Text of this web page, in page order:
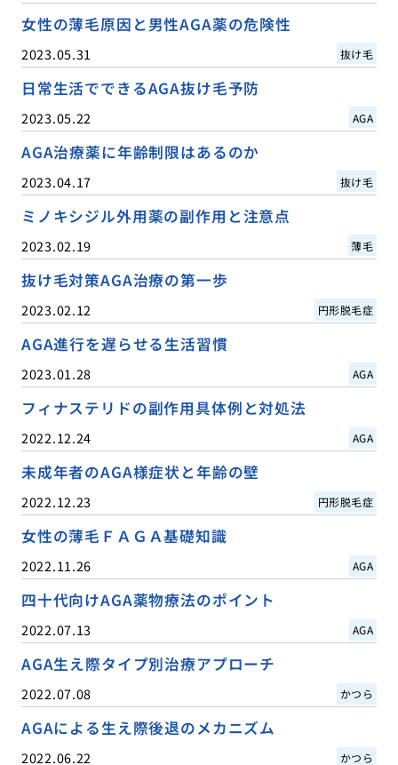
女性の薄毛原因と男性AGA薬の危険性
2023.05.31 抜け毛
日常生活でできるAGA抜け毛予防
2023.05.22 AGA
AGA治療薬に年齢制限はあるのか
2023.04.17 抜け毛
ミノキシジル外用薬の副作用と注意点
2023.02.19 薄毛
抜け毛対策AGA治療の第一歩
2023.02.12 円形脱毛症
AGA進行を遅らせる生活習慣
2023.01.28 AGA
フィナステリドの副作用具体例と対処法
2022.12.24 AGA
未成年者のAGA様症状と年齢の壁
2022.12.23 円形脱毛症
女性の薄毛ＦＡＧＡ基礎知識
2022.11.26 AGA
四十代向けAGA薬物療法のポイント
2022.07.13 AGA
AGA生え際タイプ別治療アプローチ
2022.07.08 かつら
AGAによる生え際後退のメカニズム
2022.06.22 かつら